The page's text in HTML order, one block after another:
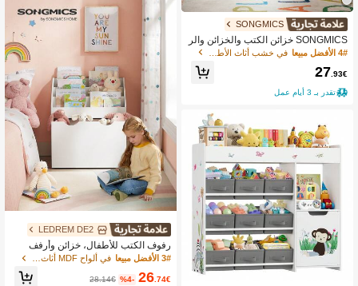
SONGMICS
SONGMICS خزائن الكتب والخزائن والر
فوف
4# الأفضل مبيعا
27.93€
تقدر بـ 3 أيام عمل
LEDREM DE2
رفوف الكتب للأطفال، خزائن وأرفف
3# الأفضل مبيعا
26.74€
%4-
28.14€